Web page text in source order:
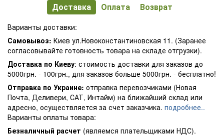
Доставка Оплата Возврат
Варианты доставки:
Самовывоз: Киев ул.Новоконстантиновская 11. (Заранее
согласовывайте готовность товара на складе отгрузки).
Доставка по Киеву: стоимость доставки для заказов до
5000грн. - 100грн., для заказов больше 5000грн. - бесплатно!
Отправка по Украине: отправка перевозчиками (Новая
Почта, Деливери, САТ, Интайм) на ближайший склад или
адресно, осуществляется за счет заказчика. подробнее..
Варианты оплаты товара:
Безналичный расчет (являемся плательщиками НДС).